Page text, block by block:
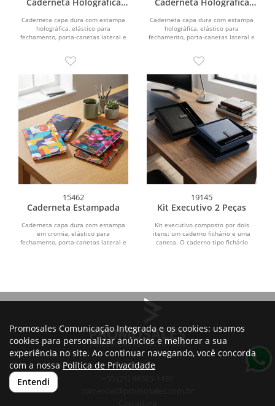
Caderneta capa dura com estampa
holográfica, elástico para
fechamento, porta-canetas lateral e
Caderneta capa dura com estampa
holográfica, elástico para
fechamento, porta-canetas lateral e
15462
Caderneta Estampada
Caderneta capa dura com estampa
em cromia, elástico para
fechamento, porta-canetas lateral e
19145
Kit Executivo 2 Peças
Kit executivo composto por dois
itens: um caderno fichário e uma
caneta. O caderno tipo fichário
Promosales Comunicação Integrada e os cookies: usamos
cookies para personalizar anúncios e melhorar a sua
experiência no site. Ao continuar navegando, você concorda
com a nossa Política de Privacidade
Entendi